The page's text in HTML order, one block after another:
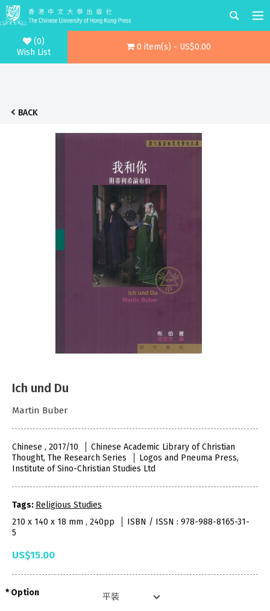
(0)
Wish List
0 item(s) - US$0.00
BACK
Ich und Du
Martin Buber
Chinese , 2017/10
Chinese Academic Library of Christian
Thought, The Research Series
Logos and Pneuma Press,
Institute of Sino-Christian Studies Ltd
Tags: Religious Studies
210 x 140 x 18 mm , 240pp
ISBN / ISSN : 978-988-8165-31-
5
US$15.00
Option